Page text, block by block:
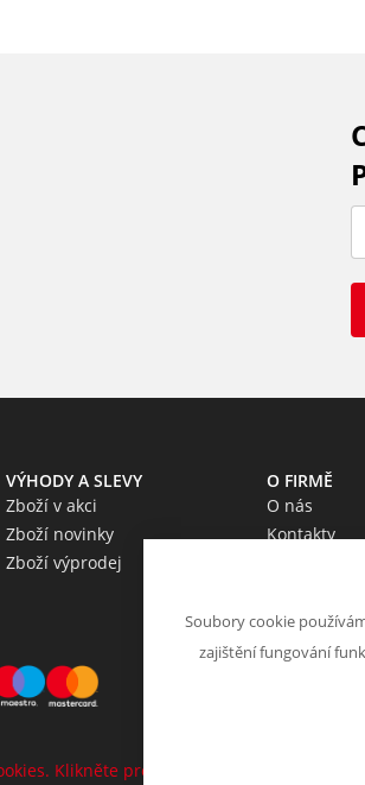
VÝHODY A SLEVY
Zboží v akci
Zboží novinky
Zboží výprodej
O FIRMĚ
O nás
Kontakty
Klikněte pro více informací.
Soubory cookie
zajištění fungování